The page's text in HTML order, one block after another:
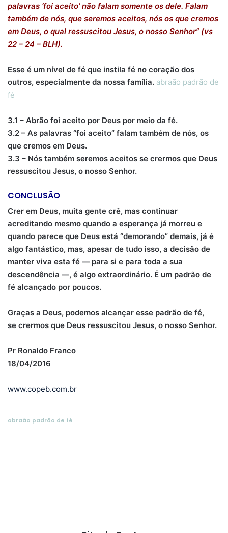
palavras ‘foi aceito’ não falam somente os dele. Falam
também de nós, que seremos aceitos, nós os que cremos
em Deus, o qual ressuscitou Jesus, o nosso Senhor” (vs
22 – 24 – BLH).
Esse é um nível de fé que instila fé no coração dos
outros, especialmente da nossa família. abraão padrão de
fé
3.1 – Abrão foi aceito por Deus por meio da fé.
3.2 – As palavras “foi aceito” falam também de nós, os
que cremos em Deus.
3.3 – Nós também seremos aceitos se crermos que Deus
ressuscitou Jesus, o nosso Senhor.
CONCLUSÃO
Crer em Deus, muita gente crê, mas continuar
acreditando mesmo quando a esperança já morreu e
quando parece que Deus está “demorando” demais, já é
algo fantástico, mas, apesar de tudo isso, a decisão de
manter viva esta fé — para si e para toda a sua
descendência —, é algo extraordinário. É um padrão de
fé alcançado por poucos.
Graças a Deus, podemos alcançar esse padrão de fé,
se crermos que Deus ressuscitou Jesus, o nosso Senhor.
Pr Ronaldo Franco
18/04/2016
www.copeb.com.br
abraão padrão de fé